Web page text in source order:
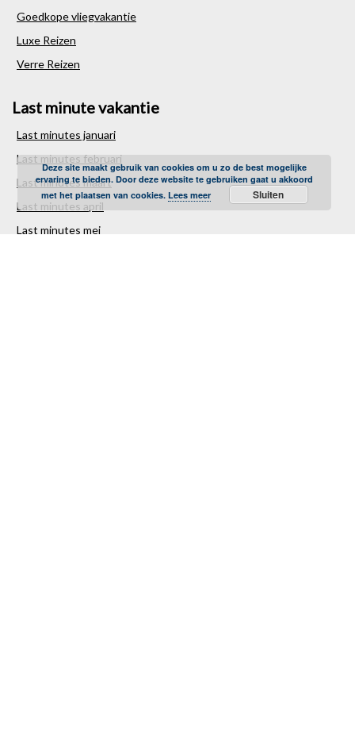
Goedkope vliegvakantie
Luxe Reizen
Verre Reizen
Last minute vakantie
Last minutes januari
Last minutes februari
Last minutes maart
Last minutes april
Last minutes mei
Deze site maakt gebruik van cookies om u zo de best mogelijke
ervaring te bieden. Door deze website te gebruiken gaat u akkoord
met het plaatsen van cookies. Lees meer Sluiten